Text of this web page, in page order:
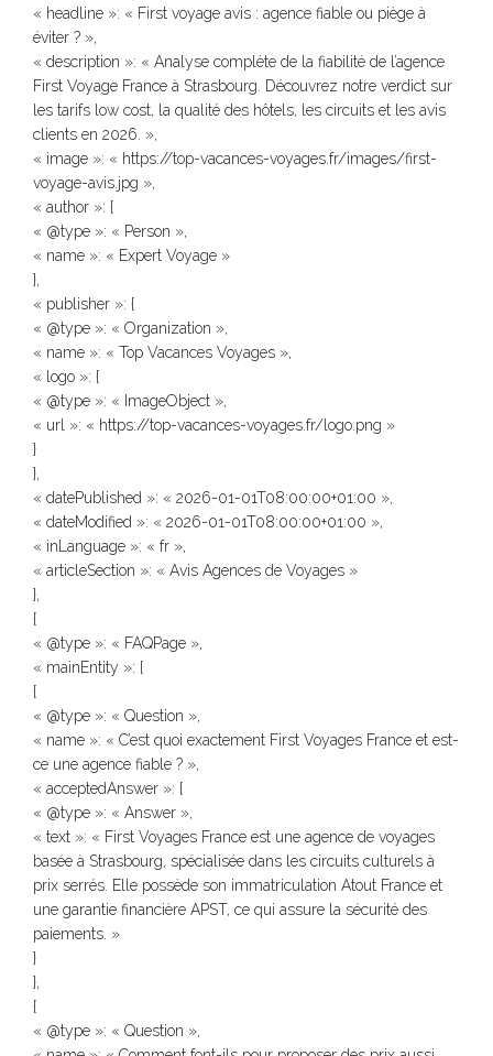
« headline »: « First voyage avis : agence fiable ou piège à
éviter ? »,
« description »: « Analyse complète de la fiabilité de l’agence
First Voyage France à Strasbourg. Découvrez notre verdict sur
les tarifs low cost, la qualité des hôtels, les circuits et les avis
clients en 2026. »,
« image »: « https://top-vacances-voyages.fr/images/first-
voyage-avis.jpg »,
« author »: {
« @type »: « Person »,
« name »: « Expert Voyage »
},
« publisher »: {
« @type »: « Organization »,
« name »: « Top Vacances Voyages »,
« logo »: {
« @type »: « ImageObject »,
« url »: « https://top-vacances-voyages.fr/logo.png »
}
},
« datePublished »: « 2026-01-01T08:00:00+01:00 »,
« dateModified »: « 2026-01-01T08:00:00+01:00 »,
« inLanguage »: « fr »,
« articleSection »: « Avis Agences de Voyages »
},
{
« @type »: « FAQPage »,
« mainEntity »: [
{
« @type »: « Question »,
« name »: « C’est quoi exactement First Voyages France et est-
ce une agence fiable ? »,
« acceptedAnswer »: {
« @type »: « Answer »,
« text »: « First Voyages France est une agence de voyages
basée à Strasbourg, spécialisée dans les circuits culturels à
prix serrés. Elle possède son immatriculation Atout France et
une garantie financière APST, ce qui assure la sécurité des
paiements. »
}
},
{
« @type »: « Question »,